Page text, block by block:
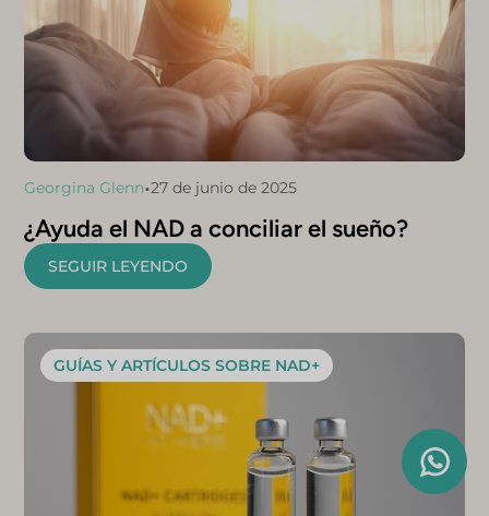
Georgina Glenn•27 de junio de 2025
¿Ayuda el NAD a conciliar el sueño?
SEGUIR LEYENDO
GUÍAS Y ARTÍCULOS SOBRE NAD+